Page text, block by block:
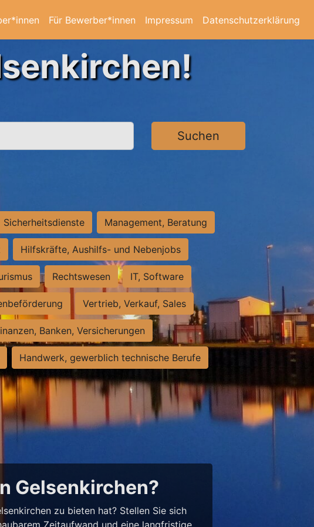
Für Bewerber*innen Impressum Datenschutzerklärung
Suchen
Sicherheitsdienste Management, Beratung
Hilfskräfte, Aushilfs- und Nebenjobs
Rechtswesen IT, Software
Vertrieb, Verkauf, Sales
Banken, Versicherungen
Handwerk, gewerblich technische Berufe
Gelsenkirchen?
zu bieten hat? Stellen Sie sich